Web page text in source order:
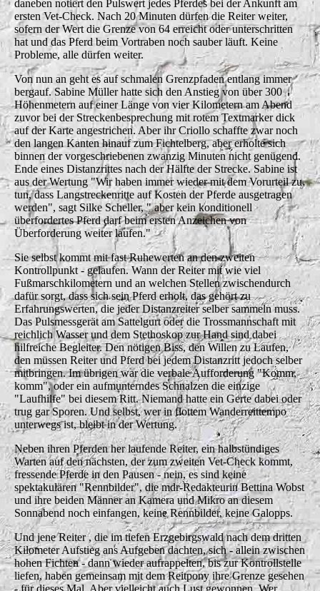
daneben notiert den Pulswert jedes Pferdes bei der Ankunft am
ersten Vet-Check. Nach 20 Minuten dürfen die Reiter weiter,
sofern der Wert die Grenze von 64 erreicht oder unterschritten
hat und das Pferd beim Vortraben noch sauber läuft. Keine
Probleme, alle dürfen weiter.
Von nun an geht es auf schmalen Grenzpfaden entlang immer
bergauf. Sabine Müller hatte sich den Anstieg von über 300
Höhenmetern auf einer Länge von vier Kilometern am Abend
zuvor bei der Streckenbesprechung mit rotem Textmarker dick
auf der Karte angestrichen. Aber ihr Criollo schaffte zwar noch
den langen Kanten hinauf zum Fichtelberg, aber erholte sich
binnen der vorgeschriebenen zwanzig Minuten nicht genügend.
Ende eines Distanzrittes nach der Hälfte der Strecke. Sabine ist
aus der Wertung "Wir haben immer wieder mit dem Vorurteil zu
tun, dass Langstreckenritte auf Kosten der Pferde ausgetragen
werden", sagt Silke Scheller, " aber kein konditionell
überfordertes Pferd darf beim ersten Anzeichen von
Überforderung weiter laufen."
Sie selbst kommt mit fast Ruhewerten an den zweiten
Kontrollpunkt - gelaufen. Wann der Reiter mit wie viel
Fußmarschkilometern und an welchen Stellen zwischendurch
dafür sorgt, dass sich sein Pferd erholt, das gehört zu
Erfahrungswerten, die jeder Distanzreiter selber sammeln muss.
Das Pulsmessgerät am Sattelgurt oder die Trossmannschaft mit
reichlich Wasser und dem Stethoskop zur Hand sind dabei
hilfreiche Begleiter. Den nötigen Biss, den Willen zu Laufen,
den müssen Reiter und Pferd bei jedem Distanzritt jedoch selber
mitbringen. Im übrigen war die verbale Aufforderung "Komm,
komm", oder ein aufmunterndes Schnalzen die einzige
"Laufhilfe" bei diesem Ritt. Niemand hatte ein Gerte dabei oder
trug gar Sporen. Und selbst, wer in flottem Wanderreittempo
unterwegs ist, bleibt in der Wertung.
Neben ihren Pferden her laufende Reiter, ein halbstündiges
Warten auf den nächsten, der zum zweiten Vet-Check kommt,
fressende Pferde in den Pausen - nein, es sind keine
spektakulären "Rennbilder", die mdr-Redakteurin Bettina Wobst
und ihre beiden Männer an Kamera und Mikro an diesem
Sonnabend noch einfangen, keine Rennbilder, keine Galopps.
Und jene Reiter , die im tiefen Erzgebirgswald nach dem dritten
Kilometer Aufstieg ans Aufgeben dachten, sich - allein zwischen
hohen Fichten - dann wieder aufrappelten, bis zur Kontrollstelle
liefen, haben gemeinsam mit dem Reitpony ihre Grenze gesehen